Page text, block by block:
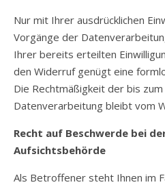
Nur mit Ihrer ausdrücklichen
Vorgänge der
Ihrer bereits erteilten
den Widerruf genügt eine
Die Rechtmäßigkeit der bis
Datenverarbeitung bleibt vom
Recht auf Beschwerde bei
Aufsichtsbehörde
Als Betroffener steht Ihnen im